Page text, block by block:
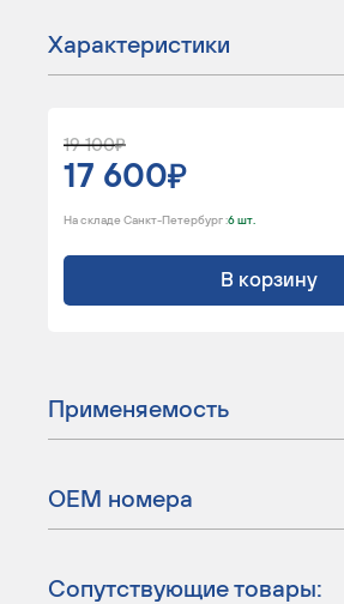
Характеристики
19 100
17 600
На складе Санкт-Петербург :6 шт.
В корзину
Применяемость
ОЕМ номера
Сопутствующие товары: